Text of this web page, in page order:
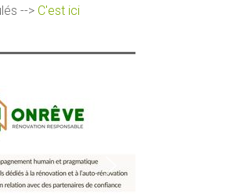
--> C'est ici